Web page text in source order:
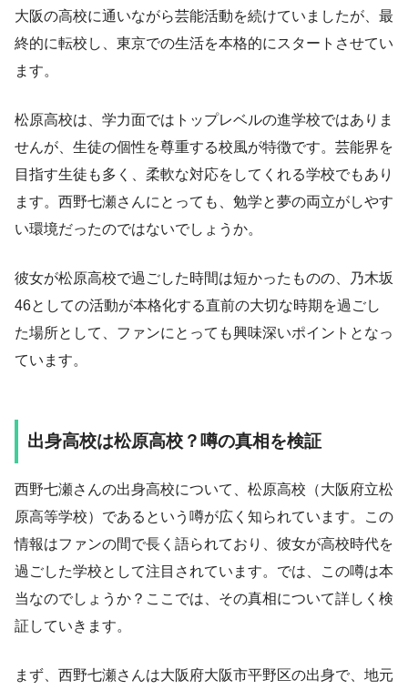
大阪の高校に通いながら芸能活動を続けていましたが、最
終的に転校し、東京での生活を本格的にスタートさせてい
ます。
松原高校は、学力面ではトップレベルの進学校ではありま
せんが、生徒の個性を尊重する校風が特徴です。芸能界を
目指す生徒も多く、柔軟な対応をしてくれる学校でもあり
ます。西野七瀬さんにとっても、勉学と夢の両立がしやす
い環境だったのではないでしょうか。
彼女が松原高校で過ごした時間は短かったものの、乃木坂
46としての活動が本格化する直前の大切な時期を過ごし
た場所として、ファンにとっても興味深いポイントとなっ
ています。
出身高校は松原高校？噂の真相を検証
西野七瀬さんの出身高校について、松原高校（大阪府立松
原高等学校）であるという噂が広く知られています。この
情報はファンの間で長く語られており、彼女が高校時代を
過ごした学校として注目されています。では、この噂は本
当なのでしょうか？ここでは、その真相について詳しく検
証していきます。
まず、西野七瀬さんは大阪府大阪市平野区の出身で、地元